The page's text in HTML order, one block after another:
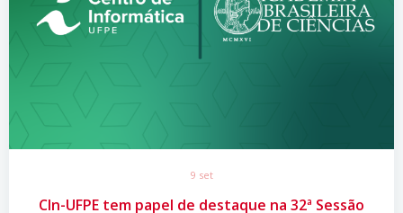
9 set
CIn-UFPE tem papel de destaque na 32ª Sessão